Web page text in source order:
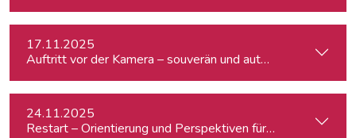
17.11.2025
Auftritt vor der Kamera – souverän und authentisch
24.11.2025
Restart – Orientierung und Perspektiven für Medienprofis